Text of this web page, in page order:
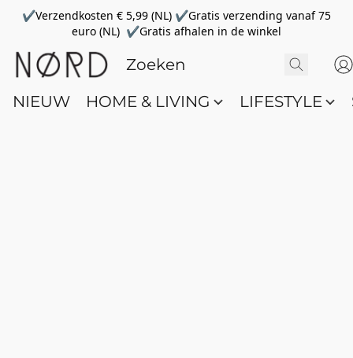
✔Verzendkosten € 5,99 (NL) ✔Gratis verzending vanaf 75
euro (NL) ✔Gratis afhalen in de winkel
NIEUW HOME & LIVING LIFESTYLE